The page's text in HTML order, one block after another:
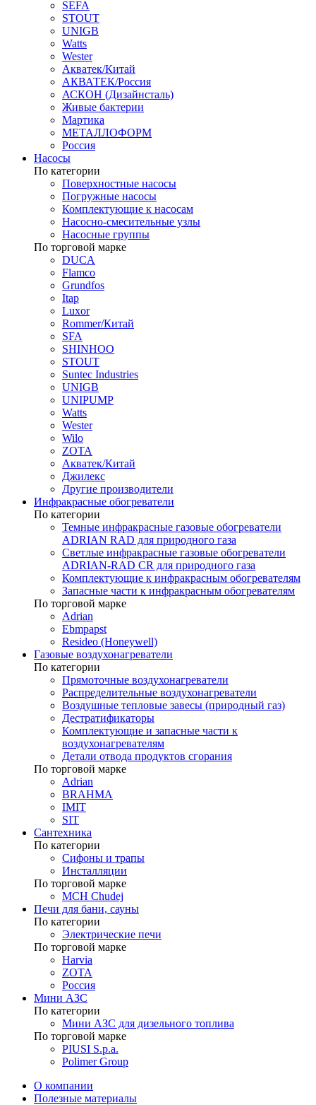
SEFA
STOUT
UNIGB
Watts
Wester
Акватек/Китай
АКВАТЕК/Россия
АСКОН (Дизайнсталь)
Живые бактерии
Мартика
МЕТАЛЛОФОРМ
Россия
Насосы
По категории
Поверхностные насосы
Погружные насосы
Комплектующие к насосам
Насосно-смесительные узлы
Насосные группы
По торговой марке
DUCA
Flamco
Grundfos
Itap
Luxor
Rommer/Китай
SFA
SHINHOO
STOUT
Suntec Industries
UNIGB
UNIPUMP
Watts
Wester
Wilo
ZOTA
Акватек/Китай
Джилекс
Другие производители
Инфракрасные обогреватели
По категории
Темные инфракрасные газовые обогреватели
ADRIAN RAD для природного газа
Светлые инфракрасные газовые обогреватели
ADRIAN-RAD CR для природного газа
Комплектующие к инфракрасным обогревателям
Запасные части к инфракрасным обогревателям
По торговой марке
Adrian
Ebmpapst
Resideo (Honeywell)
Газовые воздухонагреватели
По категории
Прямоточные воздухонагреватели
Распределительные воздухонагреватели
Воздушные тепловые завесы (природный газ)
Дестратификаторы
Комплектующие и запасные части к
воздухонагревателям
Детали отвода продуктов сгорания
По торговой марке
Adrian
BRAHMA
IMIT
SIT
Сантехника
По категории
Сифоны и трапы
Инсталляции
По торговой марке
MCH Chudej
Печи для бани, сауны
По категории
Электрические печи
По торговой марке
Harvia
ZOTA
Россия
Мини АЗС
По категории
Мини АЗС для дизельного топлива
По торговой марке
PIUSI S.p.a.
Polimer Group
О компании
Полезные материалы